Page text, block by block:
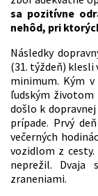
sa pozitívne
nehôd, pri
Následky
(31. týždeň) klesli
minimum. Kým
ľudským životom
došlo k
prípade. Prvý
večerných
vozidlom z
neprežil. Dvaja
zraneniami.